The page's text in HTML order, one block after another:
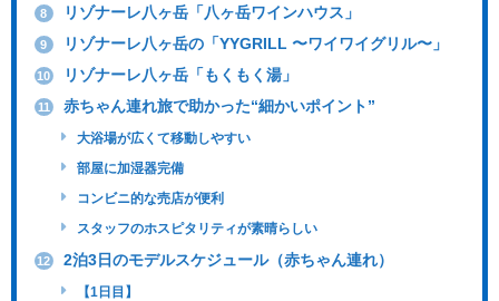
8 リゾナーレ八ヶ岳「八ヶ岳ワインハウス」
9 リゾナーレ八ヶ岳の「YYGRILL 〜ワイワイグリル〜」
10 リゾナーレ八ヶ岳「もくもく湯」
11 赤ちゃん連れ旅で助かった“細かいポイント”
大浴場が広くて移動しやすい
部屋に加湿器完備
コンビニ的な売店が便利
スタッフのホスピタリティが素晴らしい
12 2泊3日のモデルスケジュール（赤ちゃん連れ）
【1日目】